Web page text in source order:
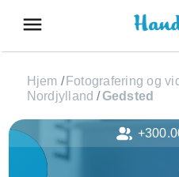
menu
Hjem / Fotografering og
Nordjylland /Gedsted